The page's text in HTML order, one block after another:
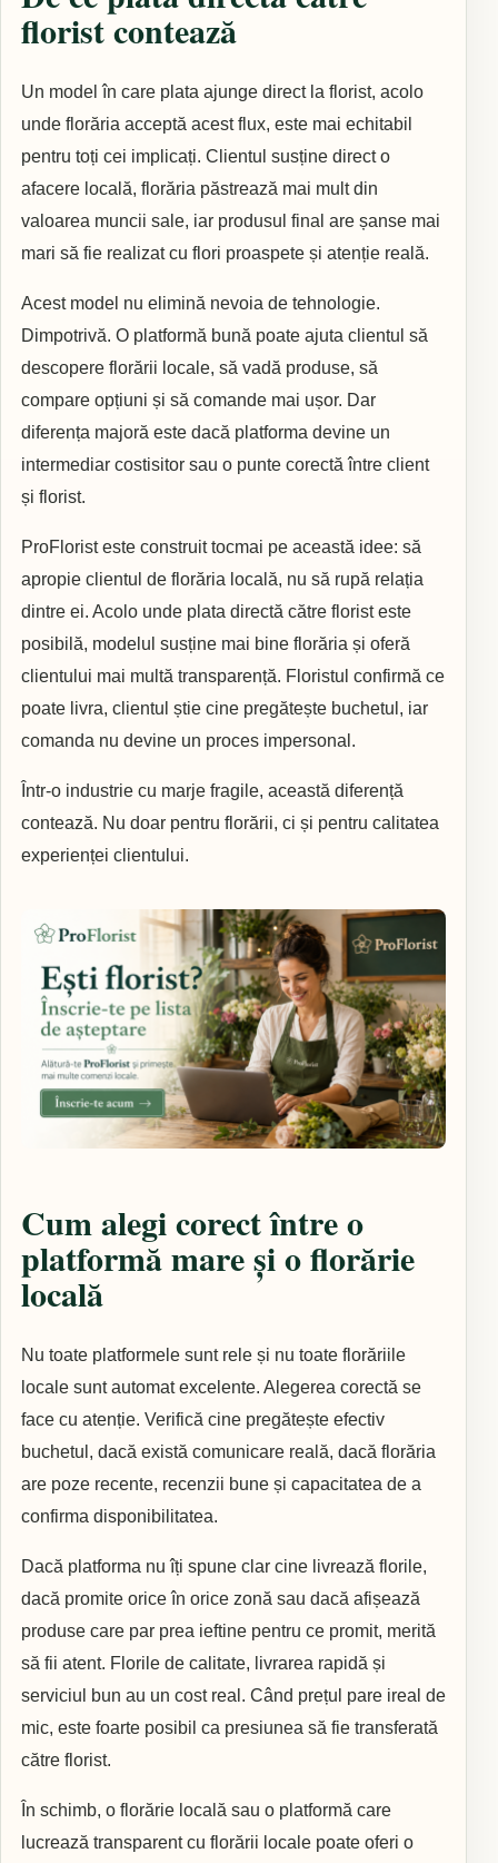
florist contează
Un model în care plata ajunge direct la florist, acolo
unde florăria acceptă acest flux, este mai echitabil
pentru toți cei implicați. Clientul susține direct o
afacere locală, florăria păstrează mai mult din
valoarea muncii sale, iar produsul final are șanse mai
mari să fie realizat cu flori proaspete și atenție reală.
Acest model nu elimină nevoia de tehnologie.
Dimpotrivă. O platformă bună poate ajuta clientul să
descopere florării locale, să vadă produse, să
compare opțiuni și să comande mai ușor. Dar
diferența majoră este dacă platforma devine un
intermediar costisitor sau o punte corectă între client
și florist.
ProFlorist este construit tocmai pe această idee: să
apropie clientul de florăria locală, nu să rupă relația
dintre ei. Acolo unde plata directă către florist este
posibilă, modelul susține mai bine florăria și oferă
clientului mai multă transparență. Floristul confirmă ce
poate livra, clientul știe cine pregătește buchetul, iar
comanda nu devine un proces impersonal.
Într-o industrie cu marje fragile, această diferență
contează. Nu doar pentru florării, ci și pentru calitatea
experienței clientului.
Cum alegi corect între o
platformă mare și o florărie
locală
Nu toate platformele sunt rele și nu toate florăriile
locale sunt automat excelente. Alegerea corectă se
face cu atenție. Verifică cine pregătește efectiv
buchetul, dacă există comunicare reală, dacă florăria
are poze recente, recenzii bune și capacitatea de a
confirma disponibilitatea.
Dacă platforma nu îți spune clar cine livrează florile,
dacă promite orice în orice zonă sau dacă afișează
produse care par prea ieftine pentru ce promit, merită
să fii atent. Florile de calitate, livrarea rapidă și
serviciul bun au un cost real. Când prețul pare ireal de
mic, este foarte posibil ca presiunea să fie transferată
către florist.
În schimb, o florărie locală sau o platformă care
lucrează transparent cu florării locale poate oferi o